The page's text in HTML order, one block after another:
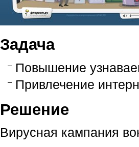
Задача
Повышение
Привлечение
Решение
Вирусная кампания